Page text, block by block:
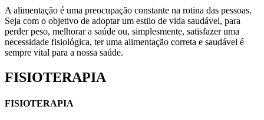
A alimentação é uma preocupação constante na rotina das pessoas.
Seja com o objetivo de adoptar um estilo de vida saudável, para
perder peso, melhorar a saúde ou, simplesmente, satisfazer uma
necessidade fisiológica, ter uma alimentação correta e saudável é
sempre vital para a nossa saúde.
FISIOTERAPIA
FISIOTERAPIA